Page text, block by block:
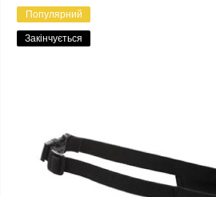
Популярний
Закінчується